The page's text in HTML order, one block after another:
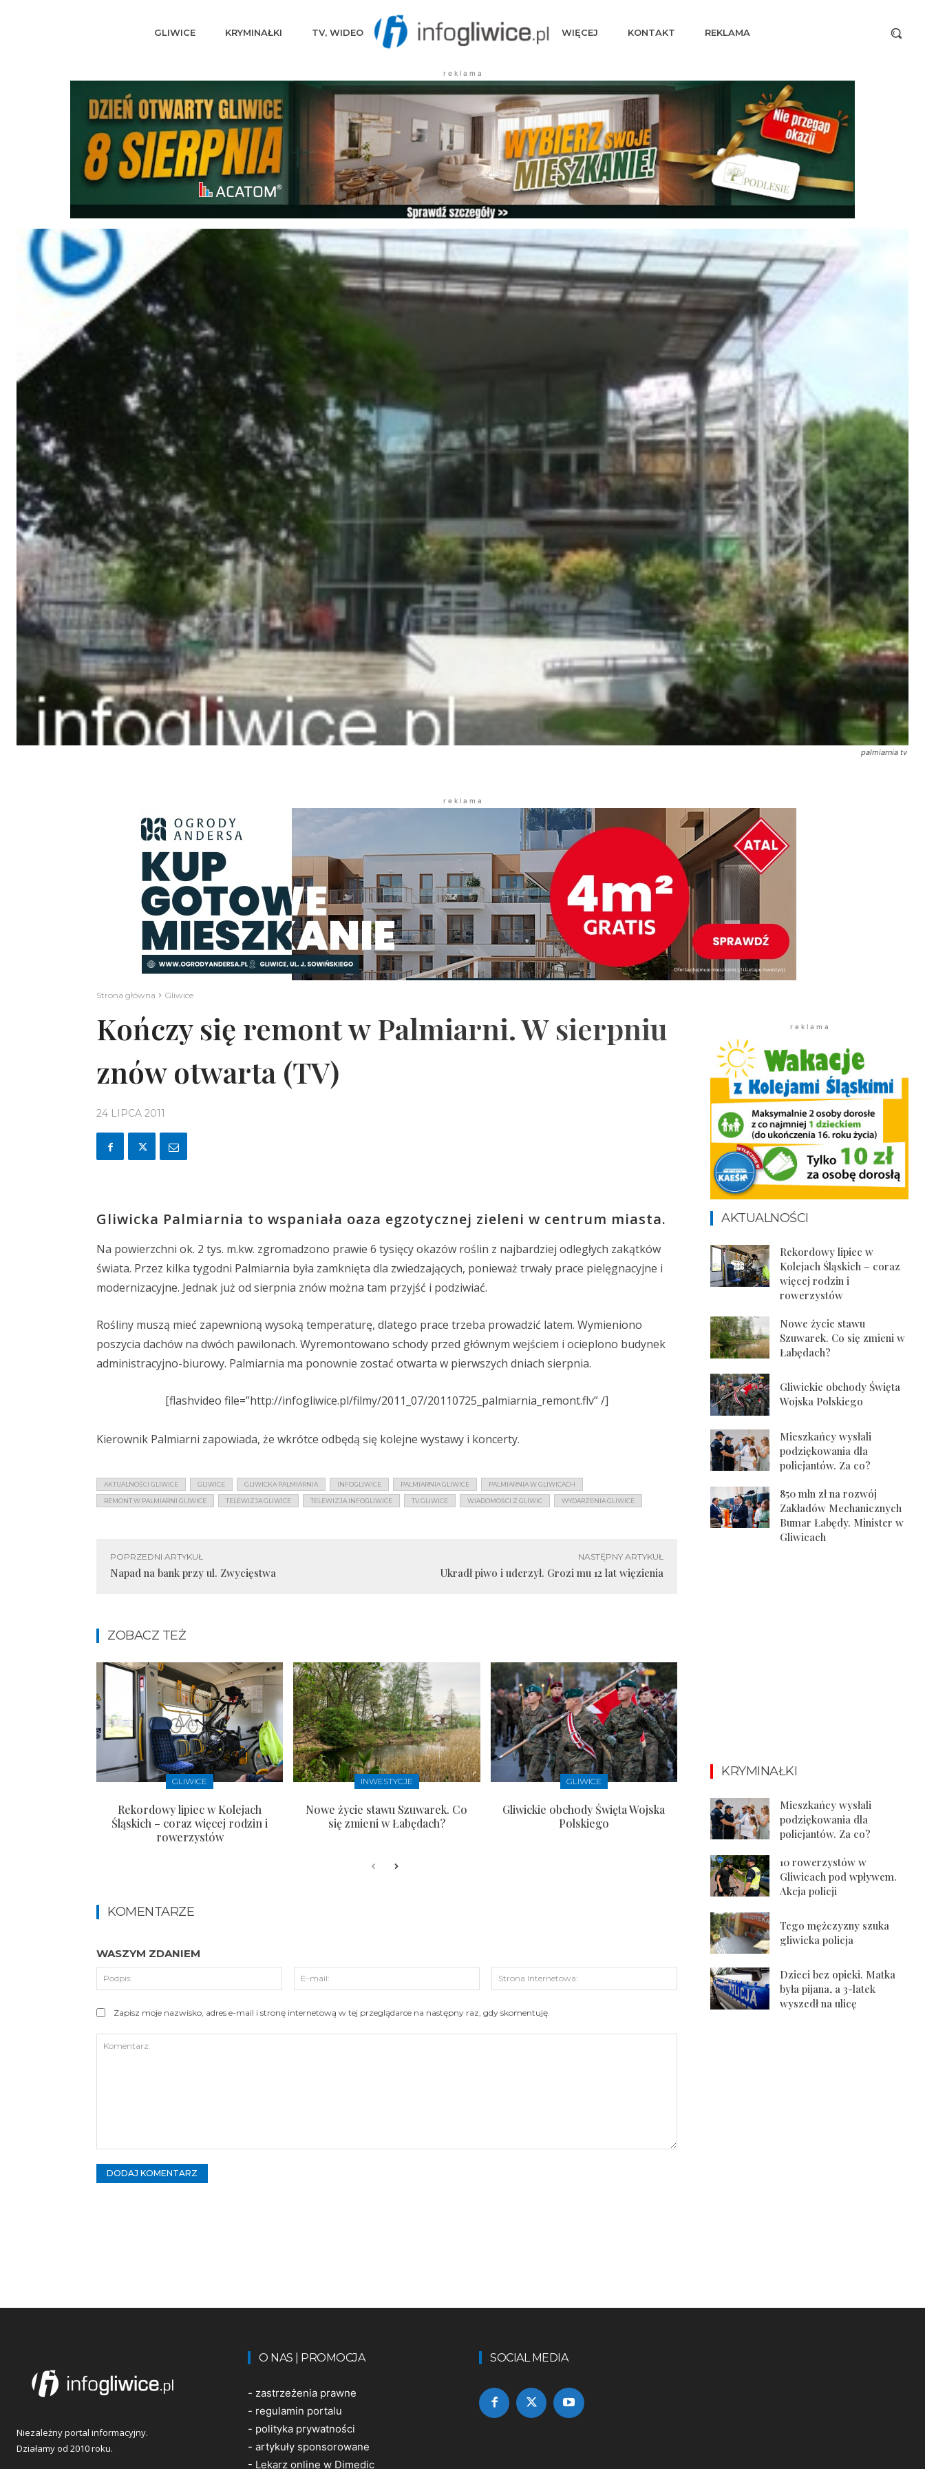
GLIWICE KRYMINAŁKI TV, WIDEO WIĘCEJ KONTAKT REKLAMA
r e k l a m a
palmiarnia tv
r e k l a m a
Strona główna Gliwice
Kończy się remont w Palmiarni. W sierpniu
znów otwarta (TV)
24 LIPCA 2011
Gliwicka Palmiarnia to wspaniała oaza egzotycznej zieleni w centrum miasta.
Na powierzchni ok. 2 tys. m.kw. zgromadzono prawie 6 tysięcy okazów roślin z najbardziej odległych zakątków
świata. Przez kilka tygodni Palmiarnia była zamknięta dla zwiedzających, ponieważ trwały prace pielęgnacyjne i
modernizacyjne. Jednak już od sierpnia znów można tam przyjść i podziwiać.
Rośliny muszą mieć zapewnioną wysoką temperaturę, dlatego prace trzeba prowadzić latem. Wymieniono
poszycia dachów na dwóch pawilonach. Wyremontowano schody przed głównym wejściem i ocieplono budynek
administracyjno-biurowy. Palmiarnia ma ponownie zostać otwarta w pierwszych dniach sierpnia.
[flashvideo file=”http://infogliwice.pl/filmy/2011_07/20110725_palmiarnia_remont.flv” /]
Kierownik Palmiarni zapowiada, że wkrótce odbędą się kolejne wystawy i koncerty.
AKTUALNOŚCI GLIWICE GLIWICE GLIWICKA PALMIARNIA INFOGLIWICE PALMIARNIA GLIWICE PALMIARNIA W GLIWICACH
REMONT W PALMIARNI GLIWICE TELEWIZJA GLIWICE TELEWIZJA INFOGLIWICE TV GLIWICE WIADOMOŚCI Z GLIWIC WYDARZENIA GLIWICE
POPRZEDNI ARTYKUŁ
Napad na bank przy ul. Zwycięstwa
NASTĘPNY ARTYKUŁ
Ukradł piwo i uderzył. Grozi mu 12 lat więzienia
ZOBACZ TEŻ
GLIWICE
Rekordowy lipiec w Kolejach
Śląskich – coraz więcej rodzin i
rowerzystów
INWESTYCJE
Nowe życie stawu Szuwarek. Co
się zmieni w Łabędach?
GLIWICE
Gliwickie obchody Święta Wojska
Polskiego
KOMENTARZE
WASZYM ZDANIEM
Podpis:
mail:
Internetowa:
Zapisz moje nazwisko, adres e-mail i stronę internetową w tej przeglądarce na następny raz, gdy skomentuję.
r e k l a m a
AKTUALNOŚCI
Rekordowy lipiec w
Kolejach Śląskich – coraz
więcej rodzin i
rowerzystów
Nowe życie stawu
Szuwarek. Co się zmieni w
Łabędach?
Gliwickie obchody Święta
Wojska Polskiego
Mieszkańcy wysłali
podziękowania dla
policjantów. Za co?
850 mln zł na rozwój
Zakładów Mechanicznych
Bumar Łabędy. Minister w
Gliwicach
KRYMINAŁKI
Mieszkańcy wysłali
podziękowania dla
policjantów. Za co?
10 rowerzystów w
Gliwicach pod wpływem.
Akcja policji
Tego mężczyzny szuka
gliwicka policja
Dzieci bez opieki. Matka
była pijana, a 3-latek
wyszedł na ulicę
Niezależny portal informacyjny.
Działamy od 2010 roku.
O NAS | PROMOCJA
- zastrzeżenia prawne
- regulamin portalu
- polityka prywatności
- artykuły sponsorowane
- Lekarz online w Dimedic
SOCIAL MEDIA